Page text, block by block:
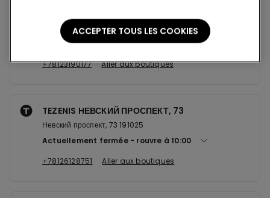
Лиговский пр-т, 26-38 191040
Actuellement fermée
rouvre à10:00
+78123190177
Aller aux boutiques
TEZENIS НЕВСКИЙ ПРОСПЕКТ, 73
Невский проспект, 73 191025
Actuellement fermée
rouvre à 10:00
+78126128751
Aller aux boutiques
ACCEPTER TOUS LES COOKIES